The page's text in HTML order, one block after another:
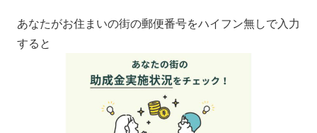
あなたがお住まいの街の郵便番号をハイフン無しで入力
すると